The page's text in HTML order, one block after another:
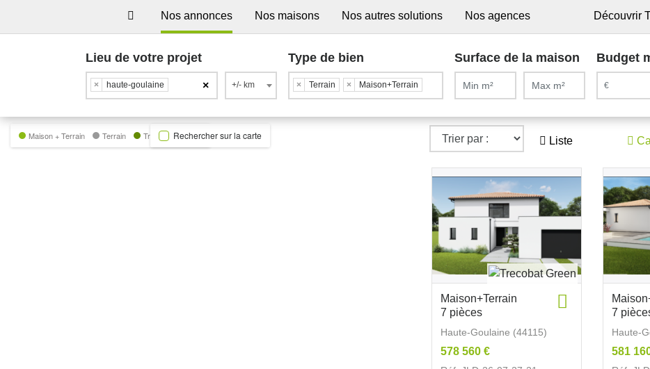
Nos annonces Nos maisons Nos autres solutions Nos agences Découvrir
Lieu de votre projet
×
× haute-goulaine +/- km
Type de bien
× Terrain × Maison+Terrain
Surface de la maison Budget
Liste
Maison + Terrain Terrain Trecobat GreenRechercher sur la carte
Maison+Terrain
7 pièces
Haute-Goulaine (44115)
578 560 €
7
Haute-
581